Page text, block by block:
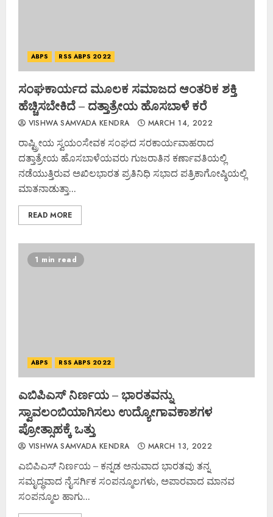
ABPS RSS ABPS 2022
ಸಂಘಕಾರ್ಯದ ಮೂಲಕ ಸಮಾಜದ ಆಂತರಿಕ ಶಕ್ತಿ
ಹೆಚ್ಚಿಸಬೇಕಿದೆ – ದತ್ತಾತ್ರೇಯ ಹೊಸಬಾಳೆ ಕರೆ
VISHWA SAMVADA KENDRA MARCH 14, 2022
ರಾಷ್ಟ್ರೀಯ ಸ್ವಯಂಸೇವಕ ಸಂಘದ ಸರಕಾರ್ಯವಾಹರಾದ
ದತ್ತಾತ್ರೇಯ ಹೊಸಬಾಳೆಯವರು ಗುಜರಾತಿನ ಕರ್ಣಾವತಿಯಲ್ಲಿ
ನಡೆಯುತ್ತಿರುವ ಅಖಿಲಭಾರತ ಪ್ರತಿನಿಧಿ ಸಭಾದ ಪತ್ರಿಕಾಗೋಷ್ಠಿಯಲ್ಲಿ
ಮಾತನಾಡುತ್ತಾ...
READ MORE
1 min read
ABPS RSS ABPS 2022
ಎಬಿಪಿಎಸ್ ನಿರ್ಣಯ – ಭಾರತವನ್ನು
ಸ್ವಾವಲಂಬಿಯಾಗಿಸಲು ಉದ್ಯೋಗಾವಕಾಶಗಳ
ಪ್ರೋತ್ಸಾಹಕ್ಕೆ ಒತ್ತು
VISHWA SAMVADA KENDRA MARCH 13, 2022
ಎಬಿಪಿಎಸ್ ನಿರ್ಣಯ – ಕನ್ನಡ ಅನುವಾದ ಭಾರತವು ತನ್ನ
ಸಮೃದ್ಧವಾದ ನೈಸರ್ಗಿಕ ಸಂಪನ್ಮೂಲಗಳು, ಅಪಾರವಾದ ಮಾನವ
ಸಂಪನ್ಮೂಲ ಹಾಗು...